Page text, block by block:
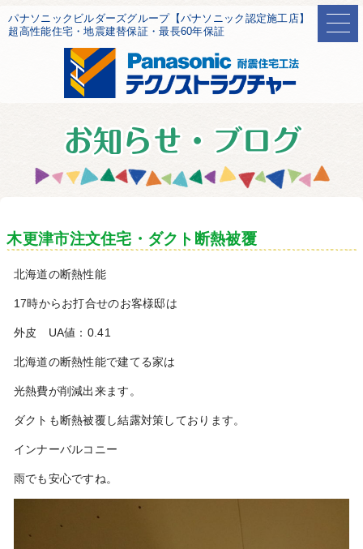
パナソニックビルダーズグループ【パナソニック認定施工店】
超高性能住宅・地震建替保証・最長60年保証
木更津市注文住宅・ダクト断熱被覆
北海道の断熱性能
17時からお打合せのお客様邸は
外皮 UA値：0.41
北海道の断熱性能で建てる家は
光熱費が削減出来ます。
ダクトも断熱被覆し結露対策しております。
インナーバルコニー
雨でも安心ですね。